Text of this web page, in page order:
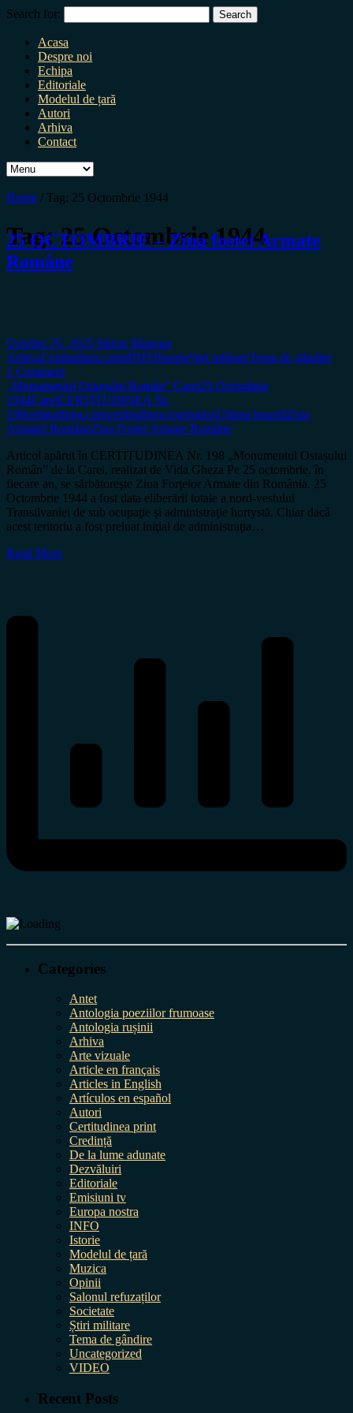
Search for:
Acasa
Despre noi
Echipa
Editoriale
Modelul de țară
Autori
Arhiva
Contact
Home / Tag: 25 Octombrie 1944
Tag:25 Octombrie 1944
25 OCTOMBRIE – Ziua fostei Armate
Române
October 25, 2025 Miron Manega
ArhivaCertitudinea printINFOIstorieȘtiri militareTema de gândire
1 Comment
„Monumentul Ostașului Român” Carei25 Octombrie
1944CareiCERTITUDINEA Nr.
198certitudinea.comcertitudinea.roortodoxUltima brazdăZiua
Armatei RomâneZiua Fostei Armate Române
Articol apărut în CERTITUDINEA Nr. 198 „Monumentul Ostașului
Român” de la Carei, realizat de Vida Gheza Pe 25 octombrie, în
fiecare an, se sărbătoreşte Ziua Forţelor Armate din România. 25
Octombrie 1944 a fost data eliberării totale a nord-vestului
Transilvaniei de sub ocupaţie şi administraţie hortystă. Chiar dacă
acest teritoriu a fost preluat iniţial de administraţia…
Read More
Categories
Antet
Antologia poeziilor frumoase
Antologia rușinii
Arhiva
Arte vizuale
Article en français
Articles in English
Artículos en español
Autori
Certitudinea print
Credință
De la lume adunate
Dezvăluiri
Editoriale
Emisiuni tv
Europa nostra
INFO
Istorie
Modelul de țară
Muzica
Opinii
Salonul refuzaților
Societate
Știri militare
Tema de gândire
Uncategorized
VIDEO
Recent Posts